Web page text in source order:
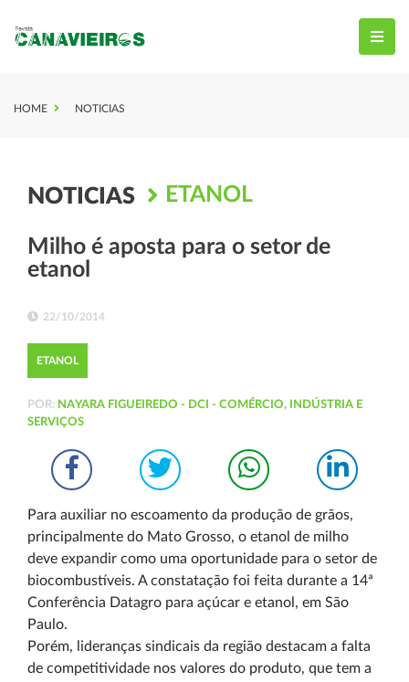
HOME NOTICIAS
NOTICIAS ETANOL
Milho é aposta para o setor de
etanol
22/10/2014
ETANOL
POR: NAYARA FIGUEIREDO - DCI - COMÉRCIO, INDÚSTRIA E
SERVIÇOS
Para auxiliar no escoamento da produção de grãos,
principalmente do Mato Grosso, o etanol de milho
deve expandir como uma oportunidade para o setor de
biocombustíveis. A constatação foi feita durante a 14ª
Conferência Datagro para açúcar e etanol, em São
Paulo.
Porém, lideranças sindicais da região destacam a falta
de competitividade nos valores do produto, que tem a